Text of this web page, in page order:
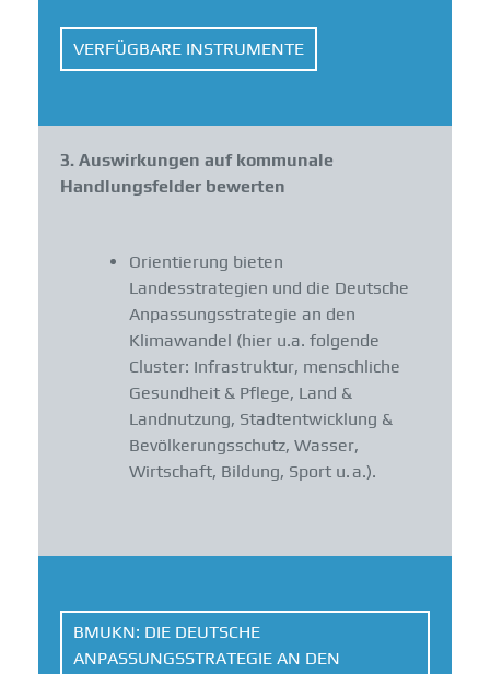
VERFÜGBARE INSTRUMENTE
3. Auswirkungen auf kommunale
Handlungsfelder bewerten
Orientierung bieten
Landesstrategien und die Deutsche
Anpassungsstrategie an den
Klimawandel (hier u.a. folgende
Cluster: Infrastruktur, menschliche
Gesundheit & Pflege, Land &
Landnutzung, Stadtentwicklung &
Bevölkerungsschutz, Wasser,
Wirtschaft, Bildung, Sport u. a.).
BMUKN: DIE DEUTSCHE
ANPASSUNGSSTRATEGIE AN DEN